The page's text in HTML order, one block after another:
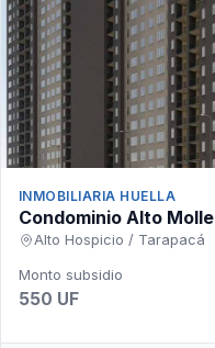
INMOBILIARIA HUELLA
Condominio Alto Molle
Alto Hospicio / Tarapacá
Monto subsidio
550 UF